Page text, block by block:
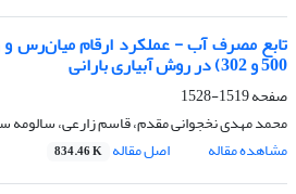
تابع مصرف آب - عملکرد ارقام میان‌رس
500 و 302) در روش آبیاری بارانی
صفحه1519-1528
محمد مهدی نخجوانی مقدم، قاسم زارعی، سالومه
مشاهده مقاله
اصل مقاله 834.46 K